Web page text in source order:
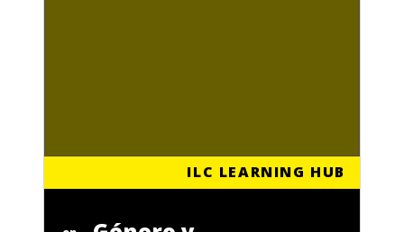
ILC LEARNING HUB